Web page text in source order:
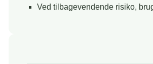
Ved tilbagevendende risiko,